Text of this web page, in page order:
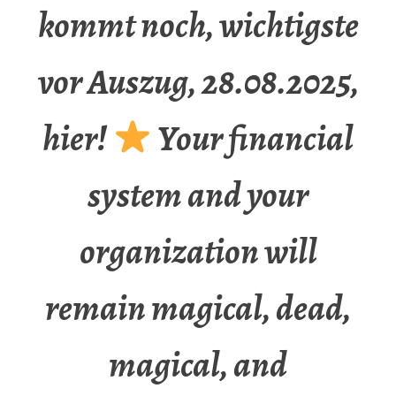
kommt noch, wichtigste
vor Auszug, 28.08.2025,
hier!
Your financial
system and your
organization will
remain magical, dead,
magical, and